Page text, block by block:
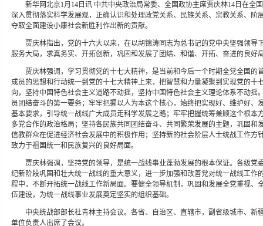
新华网北京1月14日讯 中共中央政治局常委、全国政协主席贾庆林14日在
深入贯彻落实科学发展观，正确认识和处理政党关系、民族关系、宗教关系、
夺取全面建设小康社会新胜利作出新的贡献。
贾庆林指出，党的十六大以来，在以胡锦涛同志为总书记的党中央坚强领
服务大局，求真务实、开拓创新，巩固和发展了团结、和谐、开拓、奋进的良
贾庆林强调，学习贯彻党的十七大精神，是当前和今后一个时期全党全国
成员的思想和行动统一到党的十七大精神上来，把智慧和力量凝聚到实现党的
向，坚持中国特色社会主义道路不动摇，坚持中国特色社会主义理论体系不动
员团结奋斗的第一要务；牢牢把握以人为本这个核心，始终把实现好、维护好
基本要求，引导统一战线广大成员走科学发展之路；牢牢把握统筹兼顾这个根
多党合作的政治格局；坚持各民族共同团结奋斗、共同繁荣发展的主题，巩固
信教群众在促进经济社会发展中的积极作用；坚持新的社会阶层人士统战工作
致力于祖国统一和民族复兴的良好局面。
贾庆林强调，坚持党的领导，是统一战线事业蓬勃发展的根本保证。各级
纪新阶段巩固和壮大统一战线的重大意义，进一步加强和改善党对统一战线工
程中，不断开拓统一战线工作新局面。要健全领导机制，巩固和发展全党重视
伍建设，为统一战线事业发展奠定坚实的组织基础。
中央统战部部长杜青林主持会议。各省、自治区、直辖市，副省级城市、
单位负责人出席了会议。